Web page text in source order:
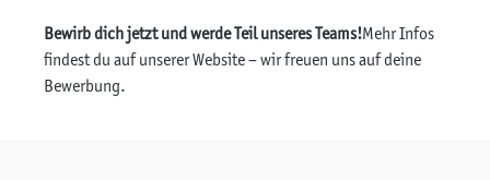
Bewirb dich jetzt und werde Teil unseres Teams!Mehr Infos
findest du auf unserer Website – wir freuen uns auf deine
Bewerbung.